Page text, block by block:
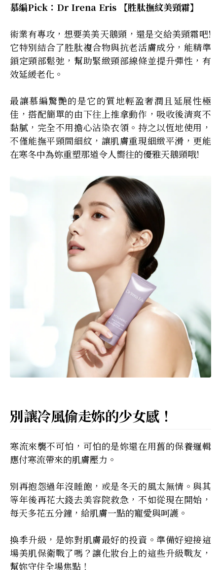
慕編Pick：Dr Irena Eris 【胜肽撫紋美頸霜】
術業有專攻，想要美美天鵝頸，還是交給美頸霜吧!
它特別結合了胜肽複合物與抗老活膚成分，能精準
鎖定頸部鬆弛，幫助緊緻頸部線條並提升彈性，有
效延緩老化。
最讓慕編驚艷的是它的質地輕盈奢潤且延展性極
佳，搭配簡單的由下往上推拿動作，吸收後清爽不
黏膩，完全不用擔心沾染衣領。持之以恆地使用，
不僅能撫平頸間細紋，讓肌膚重現細緻平滑，更能
在寒冬中為妳重塑那道令人嚮往的優雅天鵝頸哦!
別讓冷風偷走妳的少女感！
寒流來襲不可怕，可怕的是妳還在用舊的保養邏輯
應付寒流帶來的肌膚壓力。
別再抱怨過年沒睡飽，或是冬天的風太無情。與其
等年後再花大錢去美容院救急，不如從現在開始，
每天多花五分鐘，給肌膚一點的寵愛與呵護。
換季升級，是妳對肌膚最好的投資。準備好迎接這
場美肌保衛戰了嗎？讓化妝台上的這些升級戰友，
幫妳守住全場焦點！